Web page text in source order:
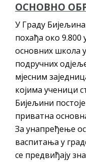
OСНОВНО
У Граду
похађа око 9.800
основних школа
подручних
мјесним
којима ученици
Бијељини
приватна
За унапређење
васпитања у
се предвиђају